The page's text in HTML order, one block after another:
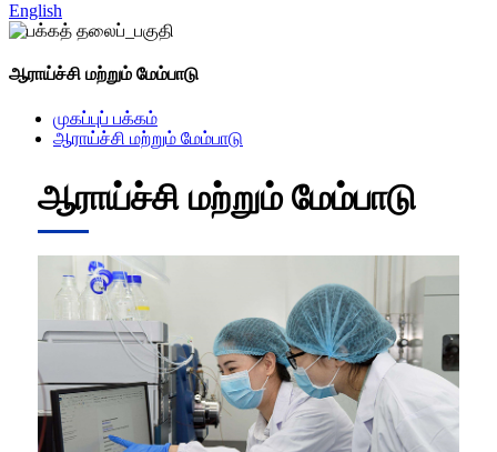
English
ஆராய்ச்சி மற்றும் மேம்பாடு
முகப்புப் பக்கம்
ஆராய்ச்சி மற்றும் மேம்பாடு
ஆராய்ச்சி மற்றும் மேம்பாடு